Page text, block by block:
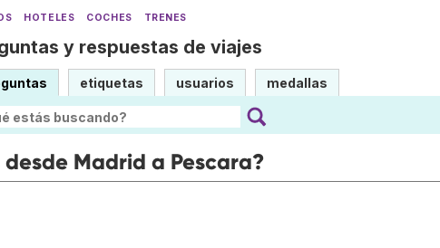
HOTELES COCHES TRENES
y respuestas de viajes
etiquetas usuarios medallas
Madrid a Pescara?